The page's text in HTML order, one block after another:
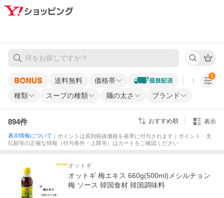
送料無料 価格帯 すべての条
種類 スープの種類 麺の太さ ブランド
1
894件 おすすめ順 表示
表示情報について ｜ポイントは原則税抜価格を基準に付与されます｜ポイント・支
払額等の正確な情報（付与条件・上限等）はカートをご確認ください
オットギ
オットギ 梅エキス 660g(500ml)メシルチョン
梅 ソース 韓国食材 韓国調味料